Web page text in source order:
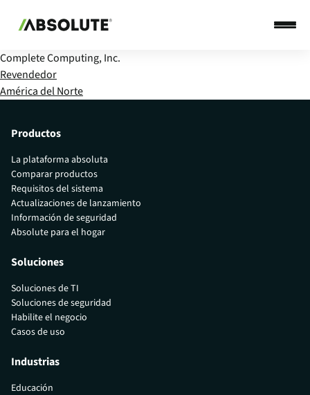
Complete Computing, Inc.
Revendedor
América del Norte
Productos
La plataforma absoluta
Comparar productos
Requisitos del sistema
Actualizaciones de lanzamiento
Información de seguridad
Absolute para el hogar
Soluciones
Soluciones de TI
Soluciones de seguridad
Habilite el negocio
Casos de uso
Industrias
Educación